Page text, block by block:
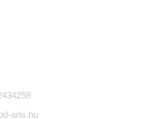
arts.hu